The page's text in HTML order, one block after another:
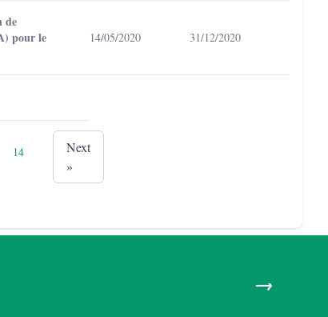
de
pour le
14/05/2020 31/12/2020
14
Next
»
→